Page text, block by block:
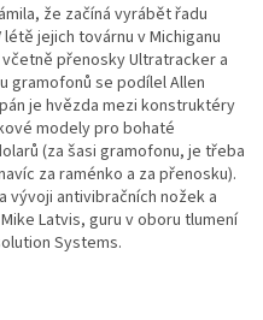
že začíná vyrábět řadu
jejich továrnu v Michiganu
přenosky Ultratracker a
gramofonů se podílel Allen
je hvězda mezi konstruktéry
modely pro bohaté
(za šasi gramofonu, je třeba
za raménko a za přenosku).
vývoji antivibračních nožek a
Latvis, guru v oboru tlumení
Systems.